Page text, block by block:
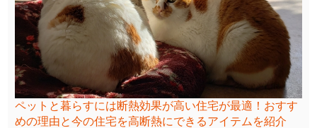
ペットと暮らすには断熱効果が高い住宅が最適！おすす
めの理由と今の住宅を高断熱にできるアイテムを紹介